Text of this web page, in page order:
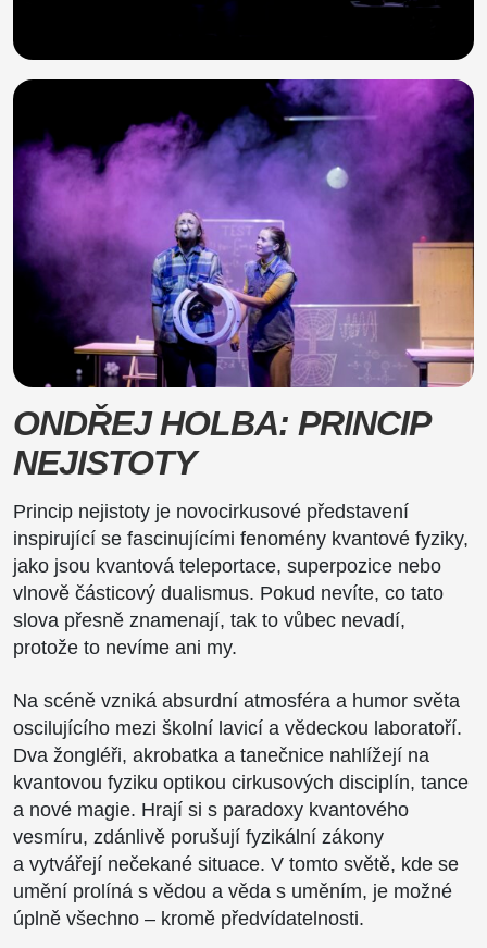
ONDŘEJ HOLBA: PRINCIP
NEJISTOTY
Princip nejistoty je novocirkusové představení
inspirující se fascinujícími fenomény kvantové fyziky,
jako jsou kvantová teleportace, superpozice nebo
vlnově částicový dualismus. Pokud nevíte, co tato
slova přesně znamenají, tak to vůbec nevadí,
protože to nevíme ani my.
Na scéně vzniká absurdní atmosféra a humor světa
oscilujícího mezi školní lavicí a vědeckou laboratoří.
Dva žongléři, akrobatka a tanečnice nahlížejí na
kvantovou fyziku optikou cirkusových disciplín, tance
a nové magie. Hrají si s paradoxy kvantového
vesmíru, zdánlivě porušují fyzikální zákony
a vytvářejí nečekané situace. V tomto světě, kde se
umění prolíná s vědou a věda s uměním, je možné
úplně všechno – kromě předvídatelnosti.